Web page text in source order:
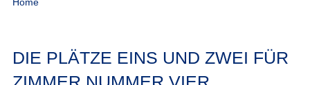
DIE PLÄTZE EINS UND ZWEI FÜR